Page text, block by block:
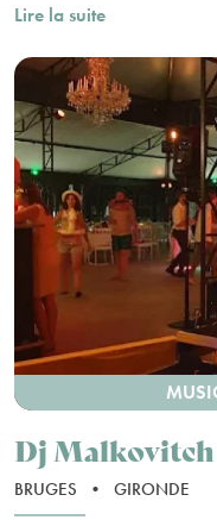
Lire la suite
Dj Malkovitch
BRUGES • GIRONDE